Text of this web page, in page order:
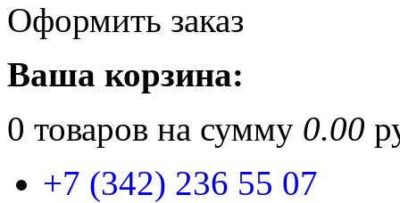
Оформить заказ
Ваша корзина:
0 товаров на сумму 0.00
+7 (342) 236 55 07